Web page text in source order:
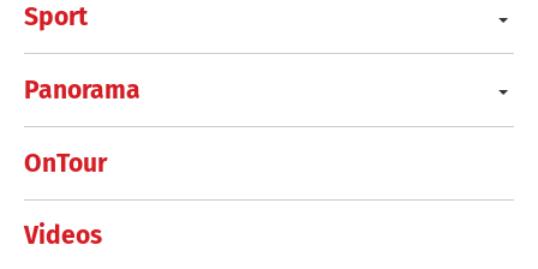
Sport
Panorama
OnTour
Videos